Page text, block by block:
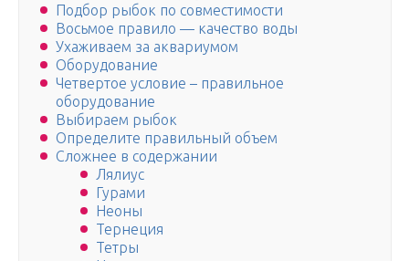
Подбор рыбок по совместимости
Восьмое правило — качество воды
Ухаживаем за аквариумом
Оборудование
Четвертое условие – правильное
оборудование
Выбираем рыбок
Определите правильный объем
Сложнее в содержании
Лялиус
Гурами
Неоны
Тернеция
Тетры